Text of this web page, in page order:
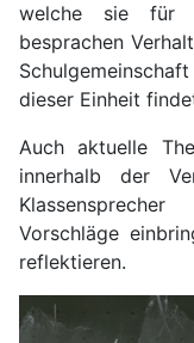
welche sie für
besprachen
dieser Einheit
Auch aktuelle
innerhalb der
Vorschläge
reflektieren.